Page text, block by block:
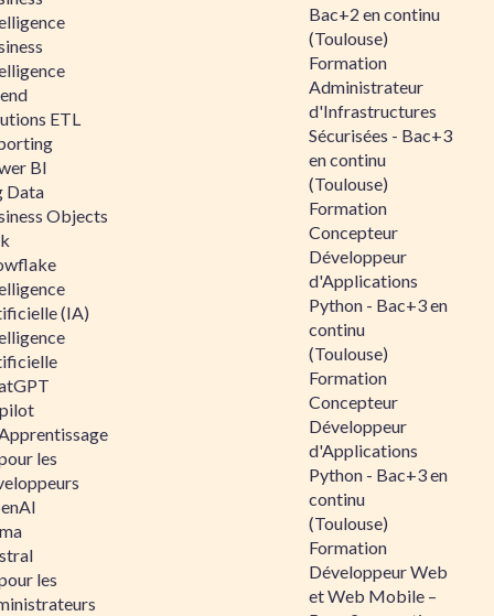
ETL
BI
Data
Objects
(IA)
les
les
Bac+2 en continu
(Toulouse)
Formation
Administrateur
d'Infrastructures
Sécurisées - Bac+3
en continu
(Toulouse)
Formation
Concepteur
Développeur
d'Applications
Python - Bac+3 en
continu
(Toulouse)
Formation
Concepteur
Développeur
d'Applications
Python - Bac+3 en
continu
(Toulouse)
Formation
Développeur Web
et Web Mobile –